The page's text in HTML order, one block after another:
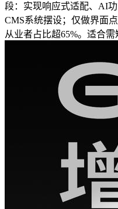
段：实现响应式适配、AI
CMS系统摆设；仅做界面
从业者占比超65%。适合需